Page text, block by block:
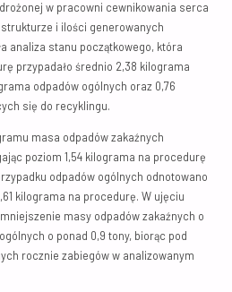
w pracowni cewnikowania serca
i ilości generowanych
analiza stanu początkowego, która
przypadało średnio 2,38 kilograma
odpadów ogólnych oraz 0,76
się do recyklingu.
masa odpadów zakaźnych
poziom 1,54 kilograma na procedurę
odpadów ogólnych odnotowano
kilograma na procedurę. W ujęciu
masy odpadów zakaźnych o
o ponad 0,9 tony, biorąc pod
rocznie zabiegów w analizowanym